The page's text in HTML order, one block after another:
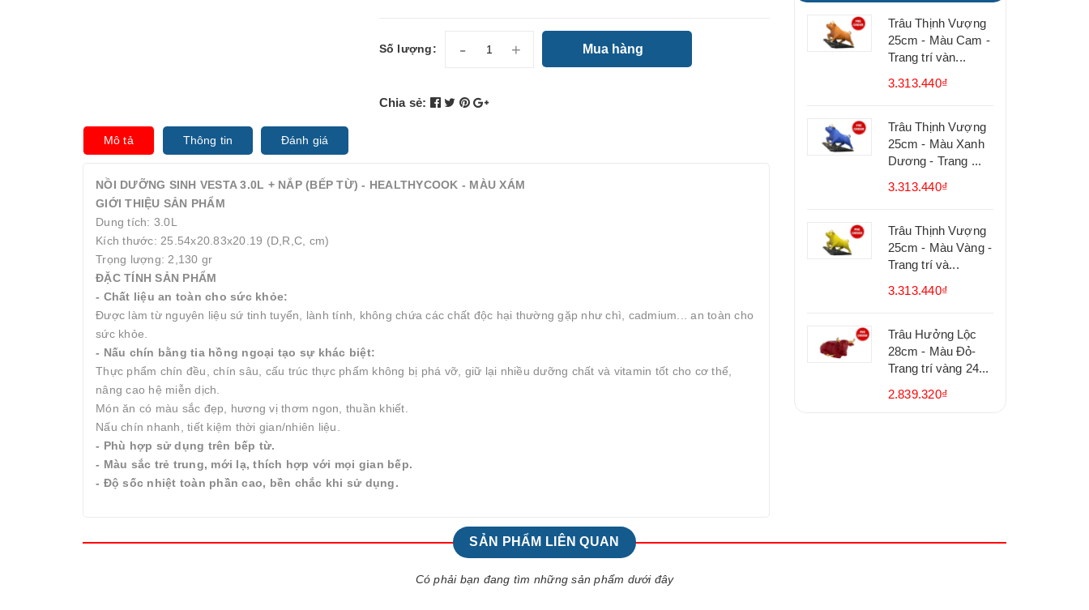
Số lượng: - + Mua hàng
Chia sẻ:
Mô tả Thông tin Đánh giá
NỒI DƯỠNG SINH VESTA 3.0L + NẮP (BẾP TỪ) - HEALTHYCOOK - MÀU XÁM
GIỚI THIỆU SẢN PHẨM
Dung tích: 3.0L
Kích thước: 25.54x20.83x20.19 (D,R,C, cm)
Trọng lượng: 2,130 gr
ĐẶC TÍNH SẢN PHẨM
- Chất liệu an toàn cho sức khỏe:
Được làm từ nguyên liệu sứ tinh tuyển, lành tính, không chứa các chất độc hại thường gặp như chì, cadmium... an toàn cho
sức khỏe.
- Nấu chín bằng tia hồng ngoại tạo sự khác biệt:
Thực phẩm chín đều, chín sâu, cấu trúc thực phẩm không bị phá vỡ, giữ lại nhiều dưỡng chất và vitamin tốt cho cơ thể,
nâng cao hệ miễn dịch.
Món ăn có màu sắc đẹp, hương vị thơm ngon, thuần khiết.
Nấu chín nhanh, tiết kiệm thời gian/nhiên liệu.
- Phù hợp sử dụng trên bếp từ.
- Màu sắc trẻ trung, mới lạ, thích hợp với mọi gian bếp.
- Độ sốc nhiệt toàn phần cao, bền chắc khi sử dụng.
Trâu Thịnh Vượng
25cm - Màu Cam -
Trang trí vàn...
3.313.440₫
Trâu Thịnh Vượng
25cm - Màu Xanh
Dương - Trang ...
3.313.440₫
Trâu Thịnh Vượng
25cm - Màu Vàng -
Trang trí và...
3.313.440₫
Trâu Hưởng Lộc
28cm - Màu Đỏ-
Trang trí vàng 24...
2.839.320₫
SẢN PHẨM LIÊN QUAN
Có phải bạn đang tìm những sản phẩm dưới đây